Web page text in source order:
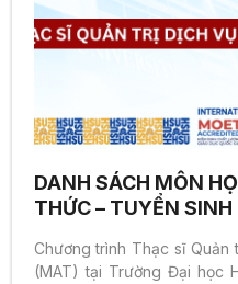
DANH SÁCH MÔN
THỨC – TUYỂN
Chương trình Thạc sĩ Quản
(MAT) tại Trường Đại học